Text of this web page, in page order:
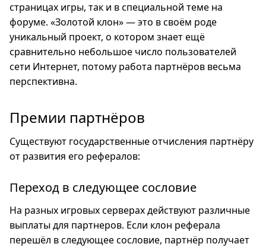
страницах игры, так и в специальной теме на
форуме. «Золотой клон» — это в своём роде
уникальный проект, о котором знает ещё
сравнительно небольшое число пользователей
сети Интернет, потому работа партнёров весьма
перспективна.
Премии партнёров
Существуют государственные отчисления партнёру
от развития его рефералов:
Переход в следующее сословие
На разных игровых серверах действуют различные
выплаты для партнеров. Если клон реферала
перешёл в следующее сословие, партнёр получает